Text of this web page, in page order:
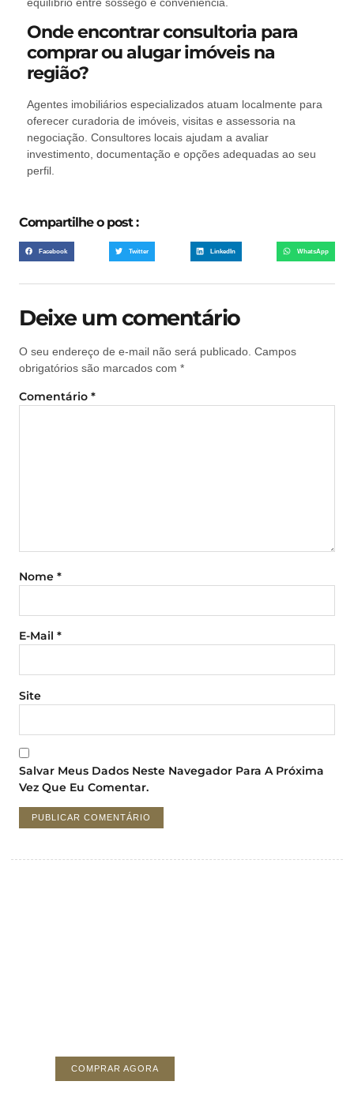
Onde encontrar consultoria para
comprar ou alugar imóveis na
região?
Agentes imobiliários especializados atuam localmente para
oferecer curadoria de imóveis, visitas e assessoria na
negociação. Consultores locais ajudam a avaliar
investimento, documentação e opções adequadas ao seu
perfil.
Compartilhe o post :
Facebook Twitter LinkedIn WhatsApp
Deixe um comentário
O seu endereço de e-mail não será publicado. Campos
obrigatórios são marcados com *
Comentário *
Nome *
E-Mail *
Site
Salvar Meus Dados Neste Navegador Para A Próxima
Vez Que Eu Comentar.
COMPRAR AGORA